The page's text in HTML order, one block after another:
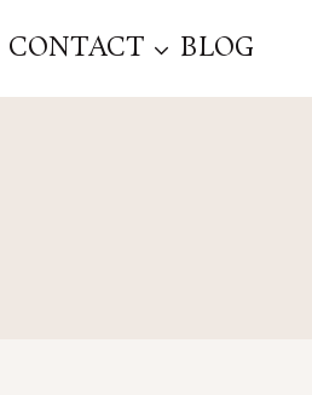
CONTACT BLOG